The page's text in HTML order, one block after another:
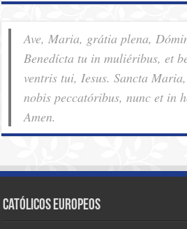
Ave, Maria, grátia plena,
Benedícta tu in muliéribus, et
ventris tui, Iesus. Sancta
nobis pec­ca­tóribus, nunc et in
Amen.
Católicos Europeos